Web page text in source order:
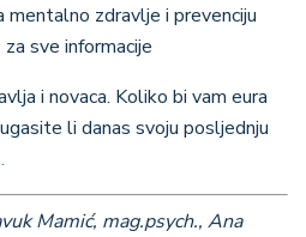
zdravlje i prevenciju
sve informacije
i novaca. Koliko bi vam eura
li danas svoju posljednju
Mamić, mag.psych., Ana